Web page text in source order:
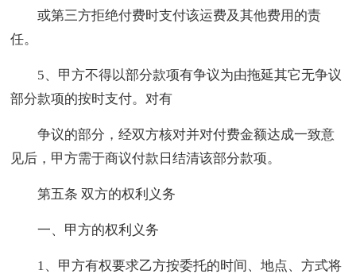
或第三方拒绝付费时支付该运费及其他费用的责
任。
5、甲方不得以部分款项有争议为由拖延其它无争议
部分款项的按时支付。对有
争议的部分，经双方核对并对付费金额达成一致意
见后，甲方需于商议付款日结清该部分款项。
第五条 双方的权利义务
一、甲方的权利义务
1、甲方有权要求乙方按委托的时间、地点、方式将